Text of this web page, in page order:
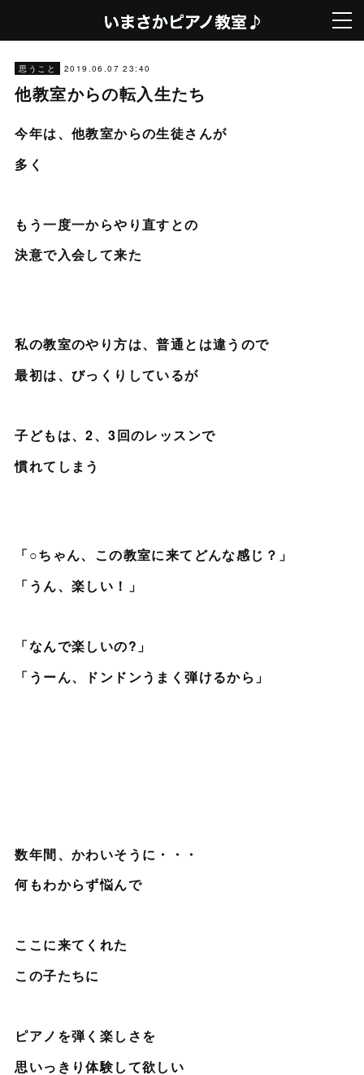
思うこと 2019.06.07 23:40
他教室からの転入生たち
今年は、他教室からの生徒さんが
多く
もう一度一からやり直すとの
決意で入会して来た
私の教室のやり方は、普通とは違うので
最初は、びっくりしているが
子どもは、2、3回のレッスンで
慣れてしまう
「○ちゃん、この教室に来てどんな感じ？」
「うん、楽しい！」
「なんで楽しいの?」
「うーん、ドンドンうまく弾けるから」
数年間、かわいそうに・・・
何もわからず悩んで
ここに来てくれた
この子たちに
ピアノを弾く楽しさを
思いっきり体験して欲しい